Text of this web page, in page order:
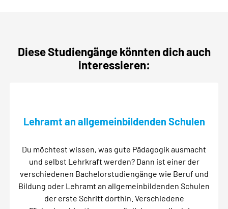
Diese Studiengänge könnten dich auch
interessieren:
Lehramt an allgemeinbildenden Schulen
Du möchtest wissen, was gute Pädagogik ausmacht
und selbst Lehrkraft werden? Dann ist einer der
verschiedenen Bachelorstudiengänge wie Beruf und
Bildung oder Lehramt an allgemeinbildenden Schulen
der erste Schritt dorthin. Verschiedene